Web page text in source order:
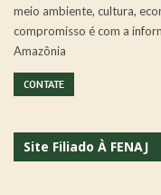
meio ambiente, cultura,
compromisso é com a
Amazônia
CONTATE
Site Filiado À FENAJ